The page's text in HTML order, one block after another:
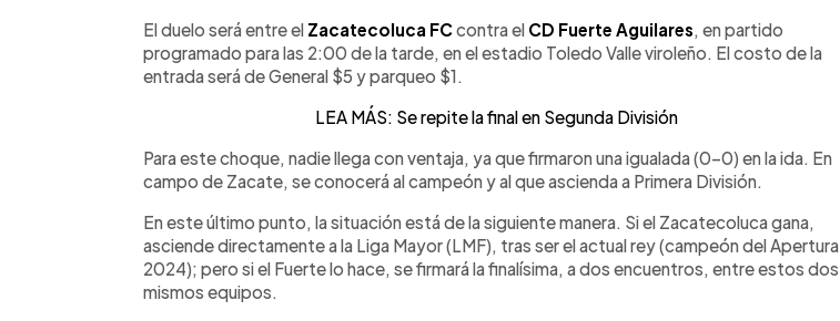
El duelo será entre el Zacatecoluca FCcontra el CD Fuerte Aguilares , en partido
programado para las 2:00 de la tarde, en el estadio Toledo Valle viroleño. El costo de la
entrada será de General $5 y parqueo $1.
LEA MÁS: Se repite la final en Segunda División
Para este choque, nadie llega con ventaja, ya que firmaron una igualada (0-0) en la ida. En
campo de Zacate, se conocerá al campeón y al que ascienda a Primera División.
En este último punto, la situación está de la siguiente manera. Si el Zacatecoluca gana,
asciende directamente a la Liga Mayor (LMF), tras ser el actual rey (campeón del Apertura
2024); pero si el Fuerte lo hace, se firmará la finalísima, a dos encuentros, entre estos dos
mismos equipos.